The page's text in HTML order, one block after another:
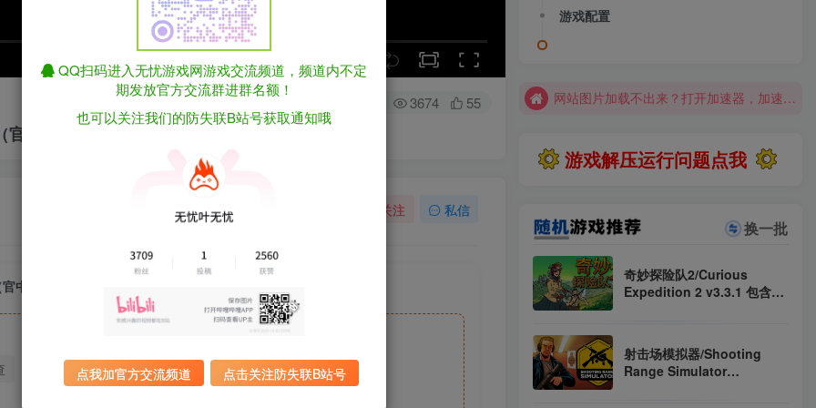
speed
3674 55
中）
关注 私信
中）
迅雷下载 全站统一解压密码：sygu.cc
游戏配置
网站图片加载不出来？打开加速器，加速steam，清空浏览器缓存试试
大部分游戏解压安装问题可通过网站首页运行教程排查解决
游戏解压运行问题点我
换一批
奇妙探险队2/Curious
Expedition 2 v3.3.1 包含全
射击场模拟器/Shooting
Range Simulator
QQ扫码进入无忧游戏网游戏交流频道，频道内不定
期发放官方交流群进群名额！
也可以关注我们的防失联B站号获取通知哦
点我加官方交流频道 点击关注防失联B站号